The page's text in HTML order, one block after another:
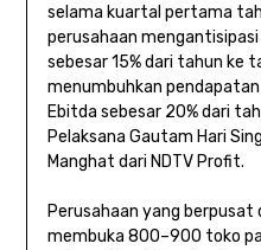
selama kuartal pertama
perusahaan
sebesar 15% dari tahun ke
menumbuhkan
Ebitda sebesar 20% dari
Pelaksana Gautam Hari
Manghat dari NDTV Profit.
Perusahaan yang berpusat
membuka 800–900 toko